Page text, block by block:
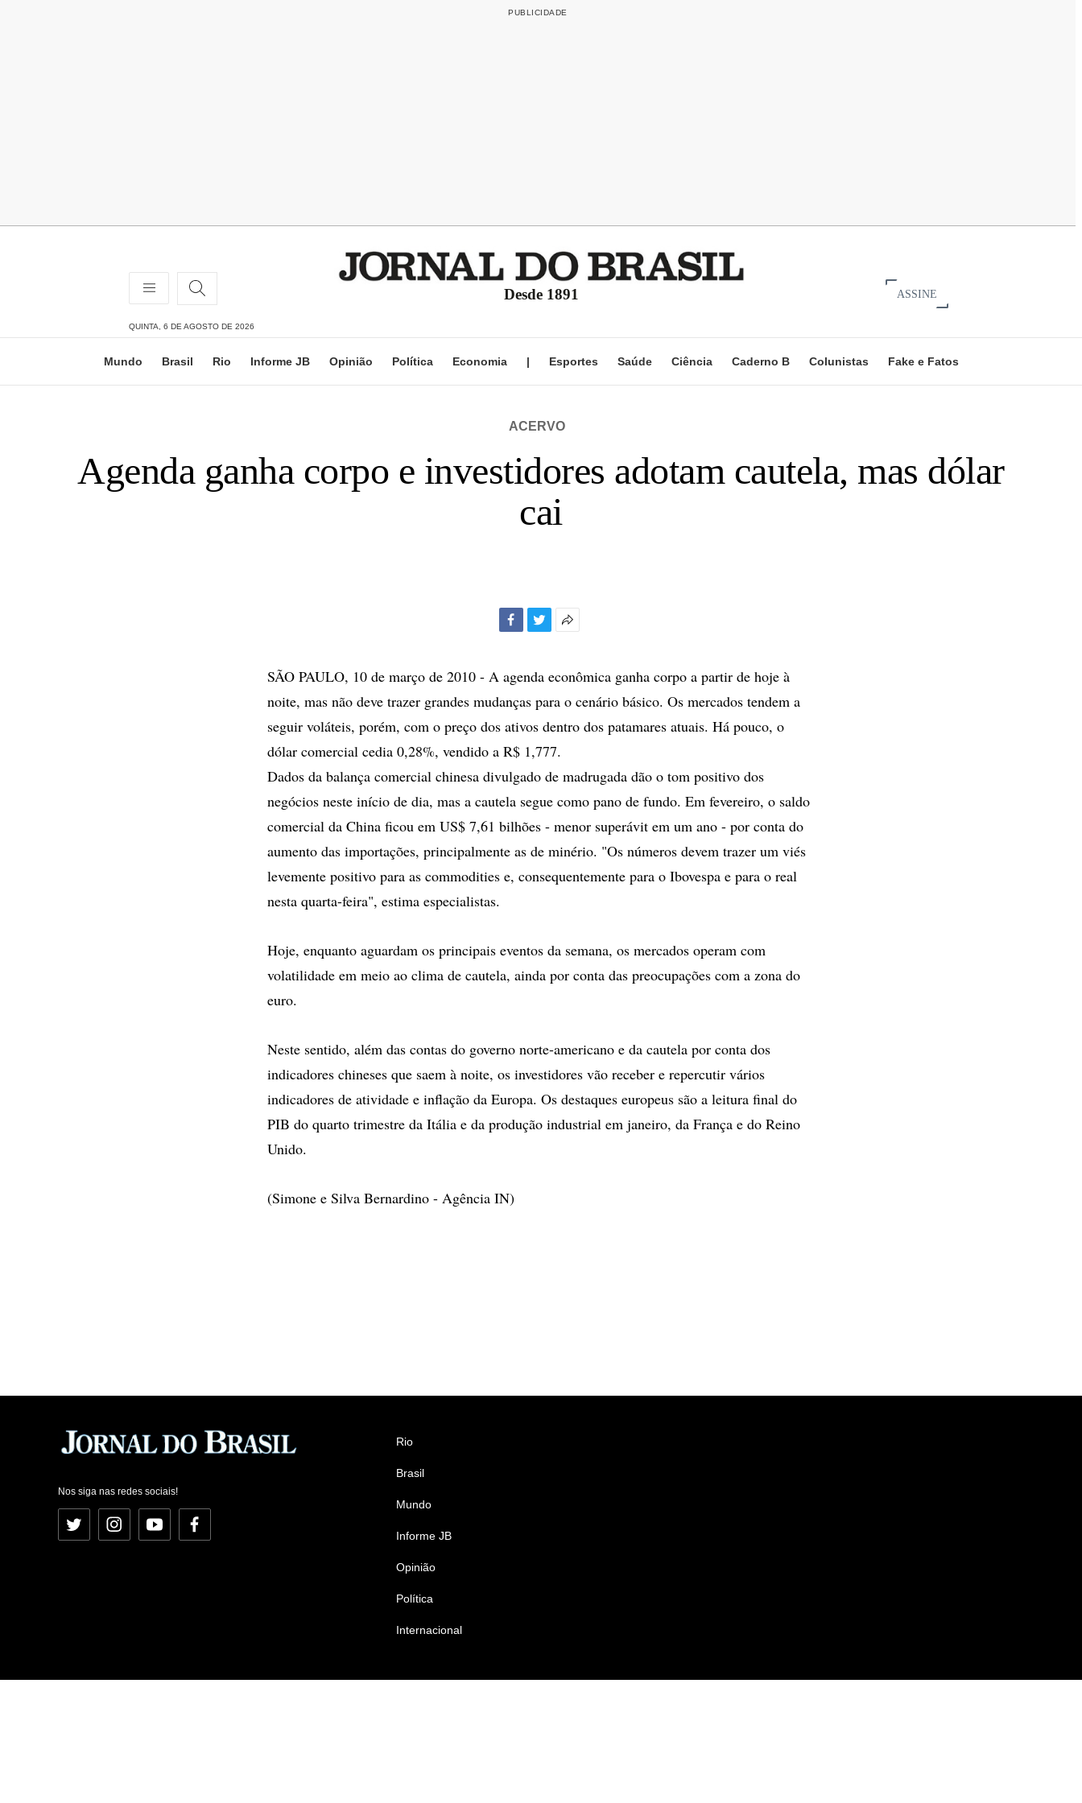
Desde 1891 ASSINE
QUINTA, 6 DE AGOSTO DE 2026
Mundo Brasil Rio Informe JB Opinião Política Economia | Esportes Saúde Ciência Caderno B Colunistas Fake e Fatos
ACERVO
Agenda ganha corpo e investidores adotam cautela, mas dólar
cai
compartilhamento
SÃO PAULO, 10 de março de 2010 - A agenda econômica ganha corpo a partir de hoje à
noite, mas não deve trazer grandes mudanças para o cenário básico. Os mercados tendem a
seguir voláteis, porém, com o preço dos ativos dentro dos patamares atuais. Há pouco, o
dólar comercial cedia 0,28%, vendido a R$ 1,777.
Dados da balança comercial chinesa divulgado de madrugada dão o tom positivo dos
negócios neste início de dia, mas a cautela segue como pano de fundo. Em fevereiro, o saldo
comercial da China ficou em US$ 7,61 bilhões - menor superávit em um ano - por conta do
aumento das importações, principalmente as de minério. "Os números devem trazer um viés
levemente positivo para as commodities e, consequentemente para o Ibovespa e para o real
nesta quarta-feira", estima especialistas.
Hoje, enquanto aguardam os principais eventos da semana, os mercados operam com
volatilidade em meio ao clima de cautela, ainda por conta das preocupações com a zona do
euro.
Neste sentido, além das contas do governo norte-americano e da cautela por conta dos
indicadores chineses que saem à noite, os investidores vão receber e repercutir vários
indicadores de atividade e inflação da Europa. Os destaques europeus são a leitura final do
PIB do quarto trimestre da Itália e da produção industrial em janeiro, da França e do Reino
Unido.
(Simone e Silva Bernardino - Agência IN)
Nos siga nas redes sociais!
Twitter InstagramYouTubeFacebook
Rio
Brasil
Mundo
Informe JB
Opinião
Política
Internacional